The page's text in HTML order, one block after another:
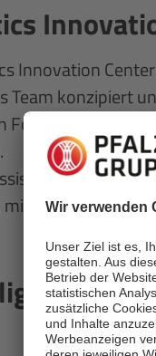
Innovation
Team konzipiert
dem